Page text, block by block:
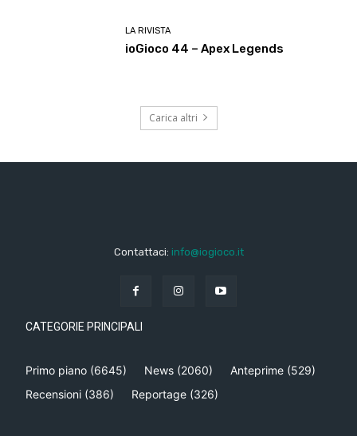
LA RIVISTA
ioGioco 44 – Apex Legends
Carica altri
Contattaci: info@iogioco.it
CATEGORIE PRINCIPALI
Primo piano (6645) News (2060) Anteprime (529)
Recensioni (386) Reportage (326)